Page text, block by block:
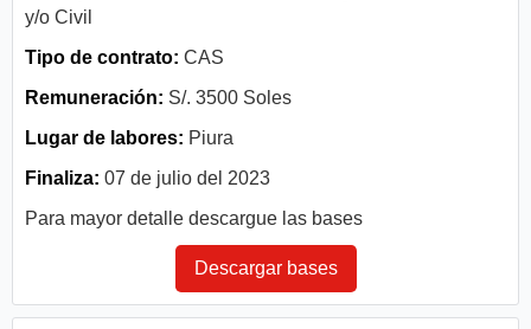
y/o Civil
Tipo de contrato: CAS
Remuneración: S/. 3500 Soles
Lugar de labores: Piura
Finaliza: 07 de julio del 2023
Para mayor detalle descargue las bases
Descargar bases